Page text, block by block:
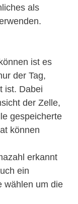
als
ist es
der Tag,
ist. Dabei
der Zelle,
gespeicherte
können
erkannt
ein
wählen um die